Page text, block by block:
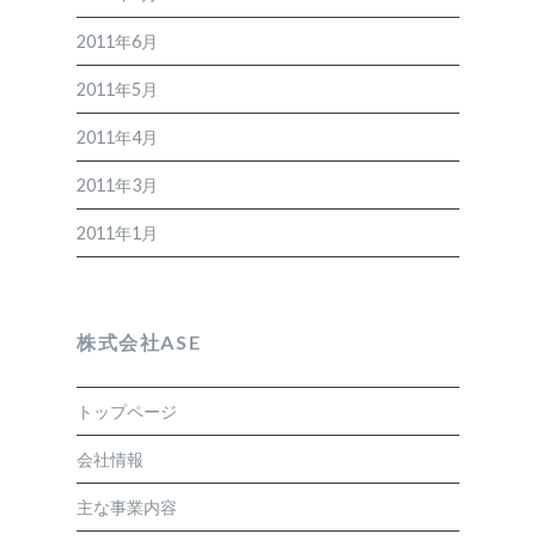
2011年6月
2011年5月
2011年4月
2011年3月
2011年1月
株式会社ASE
トップページ
会社情報
主な事業内容